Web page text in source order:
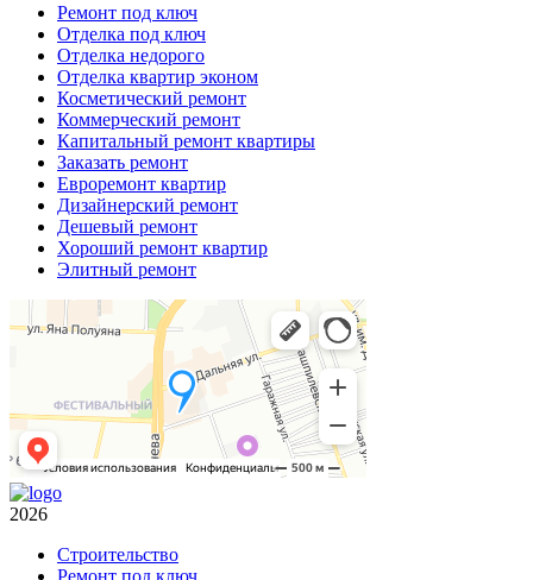
Ремонт под ключ
Отделка под ключ
Отделка недорого
Отделка квартир эконом
Косметический ремонт
Коммерческий ремонт
Капитальный ремонт квартиры
Заказать ремонт
Евроремонт квартир
Дизайнерский ремонт
Дешевый ремонт
Хороший ремонт квартир
Элитный ремонт
2026
Строительство
Ремонт под ключ